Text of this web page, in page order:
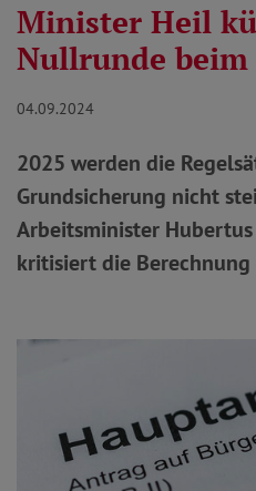
Minister Heil
Nullrunde
04.09.2024
2025 werden die
Grundsicherung nicht
Arbeitsminister
kritisiert die Berechnung